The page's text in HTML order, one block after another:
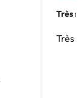
Très
Très